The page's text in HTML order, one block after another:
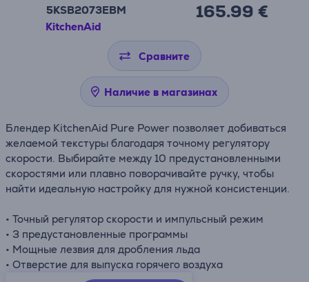
5KSB2073EBM
KitchenAid
165.99 €
Сравните
Наличие в магазинах
Блендер KitchenAid Pure Power позволяет добиваться
желаемой текстуры благодаря точному регулятору
скорости. Выбирайте между 10 предустановленными
скоростями или плавно поворачивайте ручку, чтобы
найти идеальную настройку для нужной консистенции.
• Точный регулятор скорости и импульсный режим
• 3 предустановленные программы
• Мощные лезвия для дробления льда
• Отверстие для выпуска горячего воздуха